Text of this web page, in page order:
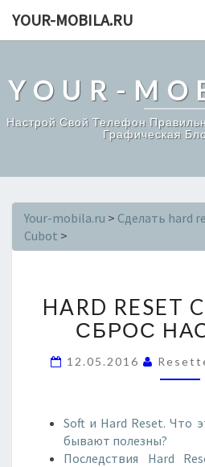
YOUR-MOBILA.RU
YOUR-
Настрой Свой Телефон
Графическая
Your-mobila.ru > Сделать hard
Cubot >
B
O
T
X
HARD RESET
СБРОС
12.05.2016
Soft и Hard Reset. Что
бывают полезны?
Последствия Hard